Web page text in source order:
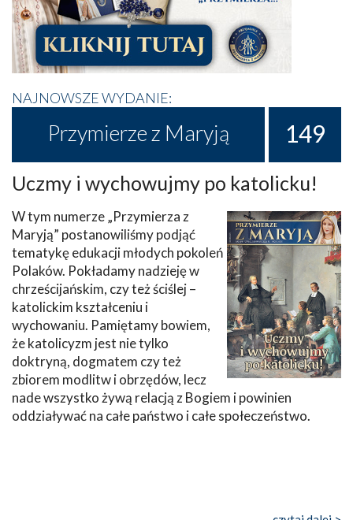
NAJNOWSZE WYDANIE:
Przymierze z Maryją 149
Uczmy i wychowujmy po katolicku!
W tym numerze „Przymierza z
Maryją” postanowiliśmy podjąć
tematykę edukacji młodych pokoleń
Polaków. Pokładamy nadzieję w
chrześcijańskim, czy też ściślej –
katolickim kształceniu i
wychowaniu. Pamiętamy bowiem,
że katolicyzm jest nie tylko
doktryną, dogmatem czy też
zbiorem modlitw i obrzędów, lecz
nade wszystko żywą relacją z Bogiem i powinien
oddziaływać na całe państwo i całe społeczeństwo.